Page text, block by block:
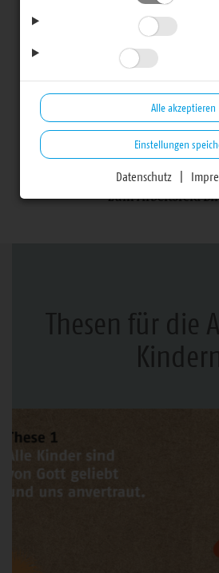
Arbeitsfelder
Hier finden sich
Ansprechpartnerinnen und
Arbeitsmaterialien für Haupt-
zum Arbeitsfeld
Thesen für die
Bereich
Alle akzeptieren
Einstellungen
Datenschutz